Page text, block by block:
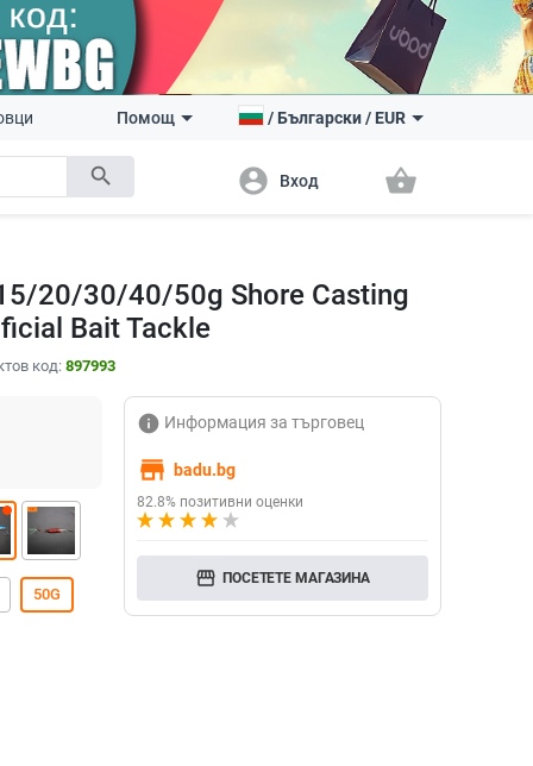
search
Помощ /Български/ EUR
account_circle Вход shopping_basket
20/30/40/50g Shore Casting
Bait Tackle
код: 897993
50G
info Информация за търговец
store badu.bg
82.8% позитивни оценки
storefront ПОСЕТЕТЕ МАГАЗИНА